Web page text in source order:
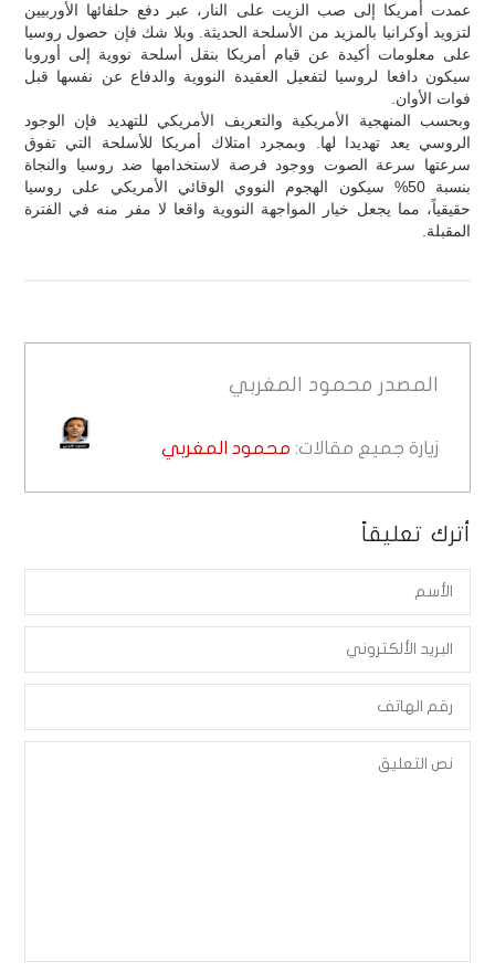
عمدت أمريكا إلى صب الزيت على النار، عبر دفع حلفائها الأوربيين
لتزويد أوكرانيا بالمزيد من الأسلحة الحديثة. وبلا شك فإن حصول روسيا
على معلومات أكيدة عن قيام أمريكا بنقل أسلحة نووية إلى أوروبا
سيكون دافعا لروسيا لتفعيل العقيدة النووية والدفاع عن نفسها قبل
فوات الأوان.
وبحسب المنهجية الأمريكية والتعريف الأمريكي للتهديد فإن الوجود
الروسي يعد تهديدا لها. وبمجرد امتلاك أمريكا للأسلحة التي تفوق
سرعتها سرعة الصوت ووجود فرصة لاستخدامها ضد روسيا والنجاة
بنسبة 50% سيكون الهجوم النووي الوقائي الأمريكي على روسيا
حقيقياً، مما يجعل خيار المواجهة النووية واقعا لا مفر منه في الفترة
المقبلة.
المصدر محمود المغربي
زيارة جميع مقالات: محمود المغربي
أترك تعليقاً